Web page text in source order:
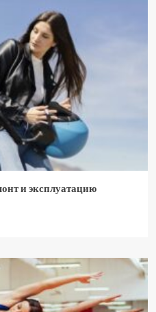
и эксплуатацию